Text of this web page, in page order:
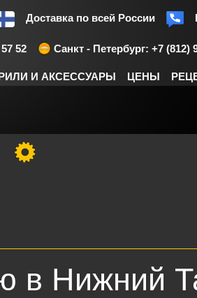
Доставка по всей России
52 Санкт - Петербург: +7 (812)
И АКСЕССУАРЫ ЦЕНЫ
в Нижний